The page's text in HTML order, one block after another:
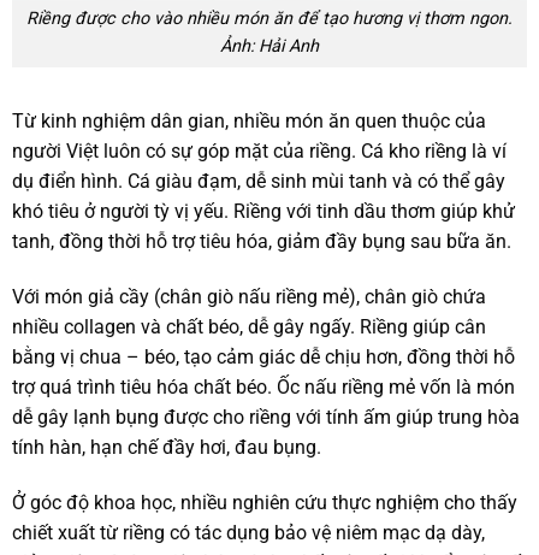
Riềng được cho vào nhiều món ăn để tạo hương vị thơm ngon.
Ảnh: Hải Anh
Từ kinh nghiệm dân gian, nhiều món ăn quen thuộc của
người Việt luôn có sự góp mặt của riềng. Cá kho riềng là ví
dụ điển hình. Cá giàu đạm, dễ sinh mùi tanh và có thể gây
khó tiêu ở người tỳ vị yếu. Riềng với tinh dầu thơm giúp khử
tanh, đồng thời hỗ trợ tiêu hóa, giảm đầy bụng sau bữa ăn.
Với món giả cầy (chân giò nấu riềng mẻ), chân giò chứa
nhiều collagen và chất béo, dễ gây ngấy. Riềng giúp cân
bằng vị chua – béo, tạo cảm giác dễ chịu hơn, đồng thời hỗ
trợ quá trình tiêu hóa chất béo. Ốc nấu riềng mẻ vốn là món
dễ gây lạnh bụng được cho riềng với tính ấm giúp trung hòa
tính hàn, hạn chế đầy hơi, đau bụng.
Ở góc độ khoa học, nhiều nghiên cứu thực nghiệm cho thấy
chiết xuất từ riềng có tác dụng bảo vệ niêm mạc dạ dày,